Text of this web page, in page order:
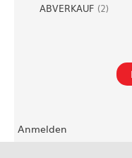
ABVERKAUF (2)
Anmelden